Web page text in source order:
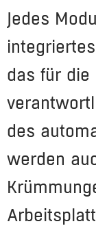
Jedes
das für die
des
werden